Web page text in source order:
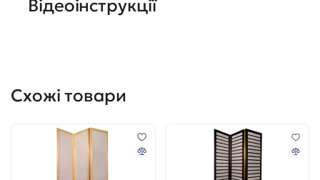
Відеоінструкції
Схожі товари